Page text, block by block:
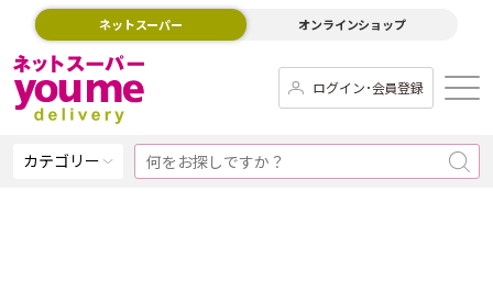
ネットスーパー オンラインショップ
ログイン･会員登録
カテゴリー